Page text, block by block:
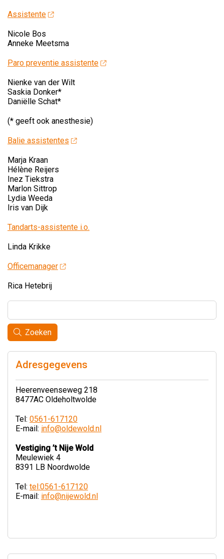
Assistente
Nicole Bos
Anneke Meetsma
Paro preventie assistente
Nienke van der Wilt
Saskia Donker*
Daniëlle Schat*
(* geeft ook anesthesie)
Balie assistentes
Marja Kraan
Hélène Reijers
Inez Tiekstra
Marlon Sittrop
Lydia Weeda
Iris van Dijk
Tandarts-assistente i.o.
Linda Krikke
Officemanager
Rica Hetebrij
Zoeken
Adresgegevens
Heerenveenseweg 218
8477AC Oldeholtwolde
Tel: 0561-617120
E-mail: info@oldewold.nl
Vestiging ’t Nije Wold
Meulewiek 4
8391 LB Noordwolde
Tel: tel:0561-617120
E-mail: info@nijewold.nl